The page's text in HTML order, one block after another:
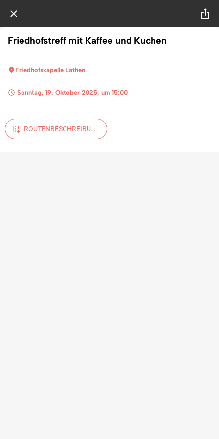
Friedhofstreff mit Kaffee und Kuchen
Friedhofskapelle Lathen
Sonntag, 19. Oktober 2025, um 15:00
ROUTENBESCHREIBUN